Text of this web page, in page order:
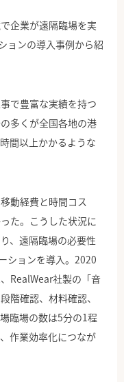
企業が遠隔臨場を実
ョンの導入事例から紹
で豊富な実績を持つ
多くが全国各地の港
間以上かかるような
動経費と時間コス
た。こうした状況に
、遠隔臨場の必要性
ションを導入。2020
RealWear社製の「音
階確認、材料確認、
臨場の数は5分の1程
作業効率化につなが